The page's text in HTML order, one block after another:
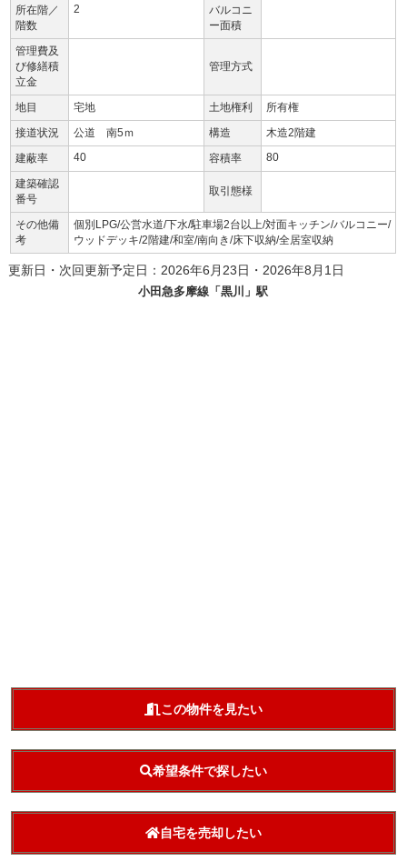
所在階／
階数
2
バルコニ
ー面積
管理費及
び修繕積
立金
管理方式
地目 宅地 土地権利
所有権
接道状況
公道 南5ｍ 構造
木造2階建
建蔽率
40 容積率 80
建築確認
番号
取引態様
その他備
考
個別LPG/公営水道/下水/駐車場2台以上/対面キッチン/バルコニー/
ウッドデッキ/2階建/和室/南向き/床下収納/全居室収納
更新日・次回更新予定日：2026年6月23日・2026年8月1日
小田急多摩線「黒川」駅
この物件を見たい
希望条件で探したい
自宅を売却したい